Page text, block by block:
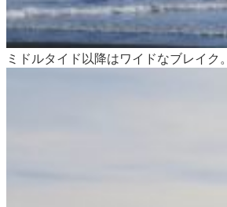
ミドルタイド以降はワイドなブレイク。